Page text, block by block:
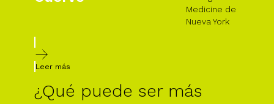
Medicine de
Nueva York
Leer más
¿Qué puede ser más